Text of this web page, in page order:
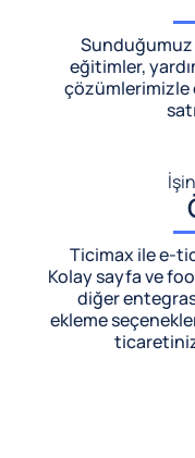
eğitimler,
çözümlerimizle
Ticimax ile e-
Kolay sayfa ve
diğer
ekleme